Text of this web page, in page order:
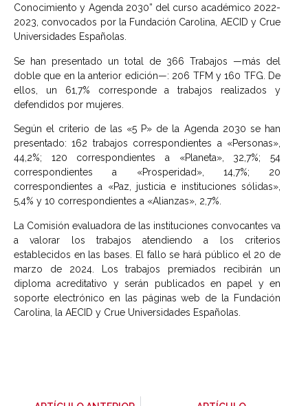
Conocimiento y Agenda 2030” del curso académico 2022-
2023, convocados por la Fundación Carolina, AECID y Crue
Universidades Españolas.
Se han presentado un total de 366 Trabajos —más del
doble que en la anterior edición—: 206 TFM y 160 TFG. De
ellos, un 61,7% corresponde a trabajos realizados y
defendidos por mujeres.
Según el criterio de las «5 P» de la Agenda 2030 se han
presentado: 162 trabajos correspondientes a «Personas»,
44,2%; 120 correspondientes a «Planeta», 32,7%; 54
correspondientes a «Prosperidad», 14,7%; 20
correspondientes a «Paz, justicia e instituciones sólidas»,
5,4% y 10 correspondientes a «Alianzas», 2,7%.
La Comisión evaluadora de las instituciones convocantes va
a valorar los trabajos atendiendo a los criterios
establecidos en las bases. El fallo se hará público el 20 de
marzo de 2024. Los trabajos premiados recibirán un
diploma acreditativo y serán publicados en papel y en
soporte electrónico en las páginas web de la Fundación
Carolina, la AECID y Crue Universidades Españolas.